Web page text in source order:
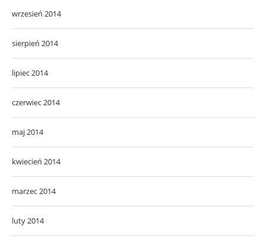
wrzesień 2014
sierpień 2014
lipiec 2014
czerwiec 2014
maj 2014
kwiecień 2014
marzec 2014
luty 2014